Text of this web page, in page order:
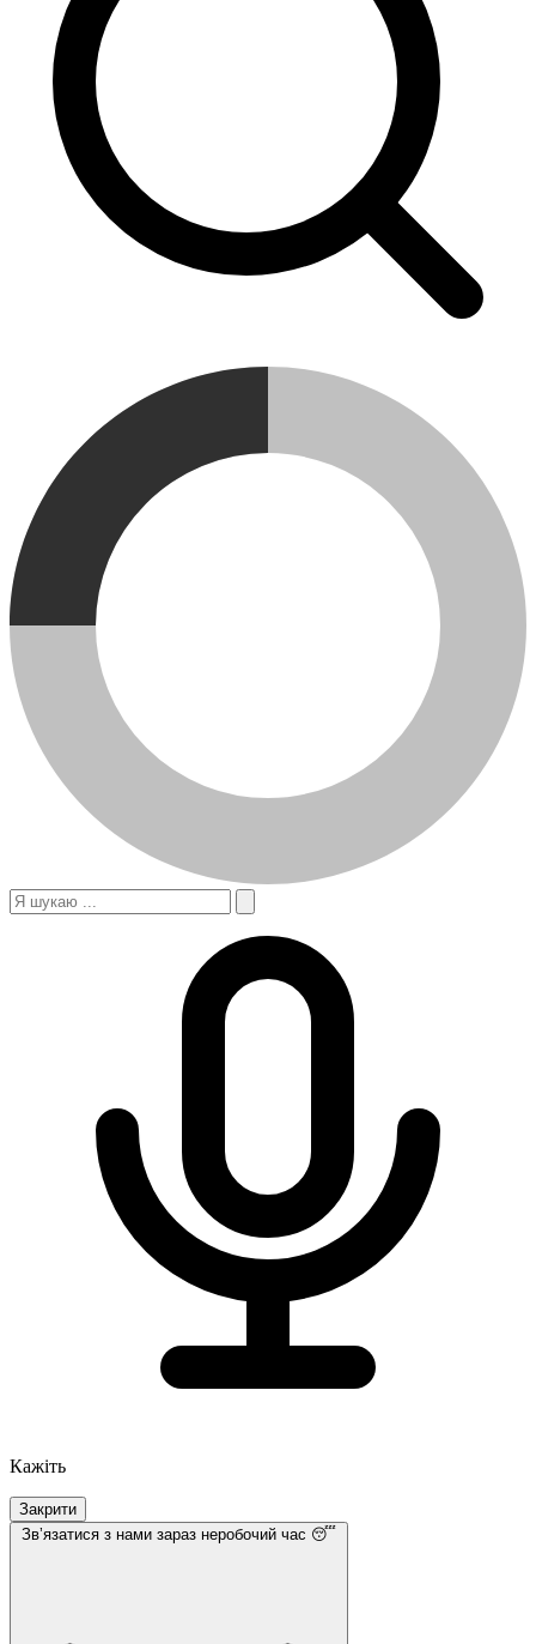
Кажіть
Закрити
Звʼязатися з нами зараз неробочий час 😴